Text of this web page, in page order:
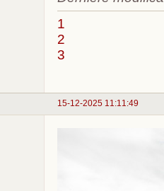
1
2
3
15-12-2025 11:11:49